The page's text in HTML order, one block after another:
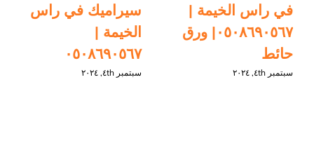
في راس الخيمة |
٠٥٠٨٦٩٠٥٦٧| ورق
حائط
سبتمبر ٤th, ٢٠٢٤
سيراميك في راس
الخيمة |
٠٥٠٨٦٩٠٥٦٧
سبتمبر ٤th, ٢٠٢٤